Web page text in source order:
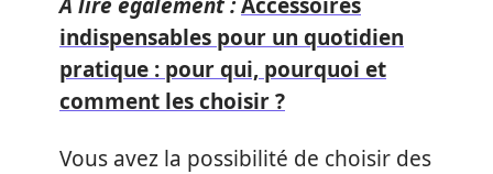
indispensables pour un quotidien
pratique : pour qui, pourquoi et
comment les choisir ?
Vous avez la possibilité de choisir des